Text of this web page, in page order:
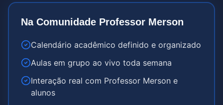
Na Comunidade Professor Merson
Calendário acadêmico definido e organizado
Aulas em grupo ao vivo toda semana
Interação real com Professor Merson e
alunos